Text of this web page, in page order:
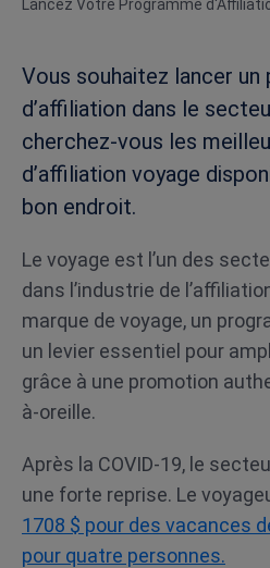
Lancez Votre Programme
Vous souhaitez lancer un
d’affiliation dans le
cherchez-vous les
d’affiliation voyage
bon endroit.
Le voyage est l’un des
dans l’industrie de
marque de voyage, un
un levier essentiel pour
grâce à une promotion
à-oreille.
Après la COVID-19, le
une forte reprise. Le
1708 $ pour des vacances
pour quatre personnes.